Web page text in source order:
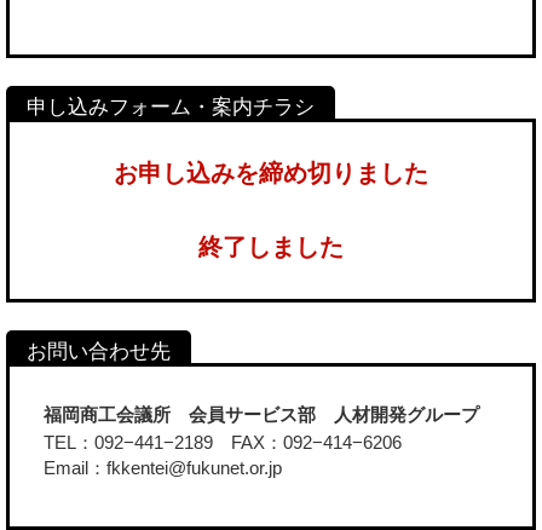
お申し込みを締め切りました
終了しました
福岡商工会議所 会員サービス部 人材開発グループ
TEL：092−441−2189 FAX：092−414−6206
Email：fkkentei@fukunet.or.jp